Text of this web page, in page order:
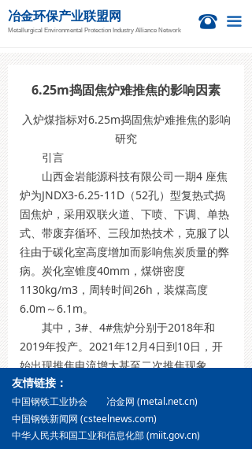
冶金环保产业联盟网
Metallurgical Environmental Protection Industry Alliance Network 뀰 끀
首页
新闻资讯
冶金活动
钙业中心
技术信息
项目信息
国际新闻
关于我们
6.25m捣固焦炉难推焦的影响因素
入炉煤指标对6.25m捣固焦炉难推焦的影响
研究
引言
山西金岩能源科技有限公司一期4 座焦
炉为JNDX3-6.25-11D（52孔）型复热式捣
固焦炉，采用双联火道、下喷、下调、单热
式、带废弃循环、三段加热技术，克服了以
往由于碳化室高度增加而影响焦炭质量的弊
病。炭化室锥度40mm，煤饼密度
1130kg/m3，周转时间26h，装煤高度
6.0m～6.1m。
其中，3#、4#焦炉分别于2018年和
2019年投产。2021年12月4日到10日，开
始出现推焦电流增大甚至二次推焦现象，
2022年2月份，出现部分炉号推焦电流增大
的现象。经检验出炉焦炭成分，平均挥发分
（Vdaf/%）为1.08%，成熟度良好，无生焦
或过火焦情况，且焦炭粒度均匀。奥阿膨胀
友情链接：
中国钢铁工业协会
冶金网 (metal.net.cn)
中国钢铁新闻网 (csteelnews.com)
中华人民共和国工业和信息化部 (miit.gov.cn)